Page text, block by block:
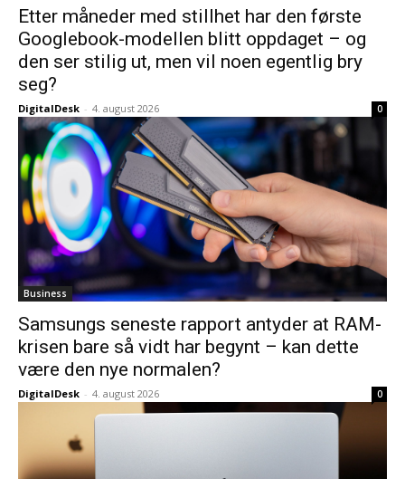
Etter måneder med stillhet har den første
Googlebook-modellen blitt oppdaget – og
den ser stilig ut, men vil noen egentlig bry
seg?
DigitalDesk - 4. august 2026 0
Business
Samsungs seneste rapport antyder at RAM-
krisen bare så vidt har begynt – kan dette
være den nye normalen?
DigitalDesk - 4. august 2026 0